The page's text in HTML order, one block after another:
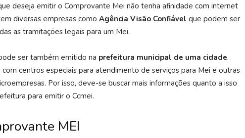
deseja emitir o Comprovante Mei não tenha afinidade com internet
diversas empresas como Agência Visão Confiável que podem ser
as tramitações legais para um Mei.
ser também emitido na prefeitura municipal de uma cidade.
centros especiais para atendimento de serviços para Mei e outras
Por isso, deve-se buscar mais informações quanto a isso
para emitir o Ccmei.
MEI